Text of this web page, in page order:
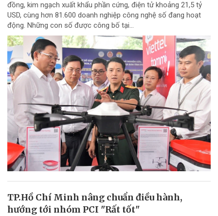
đồng, kim ngạch xuất khẩu phần cứng, điện tử khoảng 21,5 tỷ
USD, cùng hơn 81.600 doanh nghiệp công nghệ số đang hoạt
động. Những con số được công bố tại...
TP.Hồ Chí Minh nâng chuẩn điều hành,
hướng tới nhóm PCI "Rất tốt"